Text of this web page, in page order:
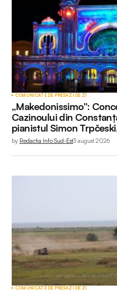
COMUNICATE DE PRESĂZI DE ZI
„Makedonissimo”:
Cazinoului din
pianistul Simon
by Redactia Info Sud-Est3 august 2026
COMUNICATE DE PRESĂZI DE ZI